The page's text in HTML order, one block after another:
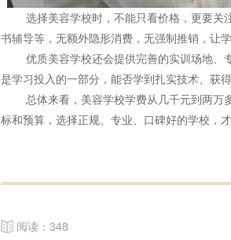
选择美容学校时，不能只看价格，更要关注
书辅导等，无额外隐形消费，无强制推销，让学
优质美容学校还会提供完善的实训场地、专
是学习投入的一部分，能否学到扎实技术、获
总体来看，美容学校学费从几千元到两万多
标和预算，选择正规、专业、口碑好的学校，
阅读：348